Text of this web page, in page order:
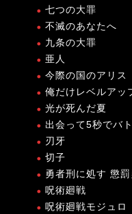
七つの大罪
不滅のあなたへ
九条の大罪
亜人
今際の国のアリス
俺だけレベルアッ
光が死んだ夏
出会って5秒でバ
刃牙
切子
勇者刑に処す 懲
呪術廻戦
呪術廻戦モジュロ